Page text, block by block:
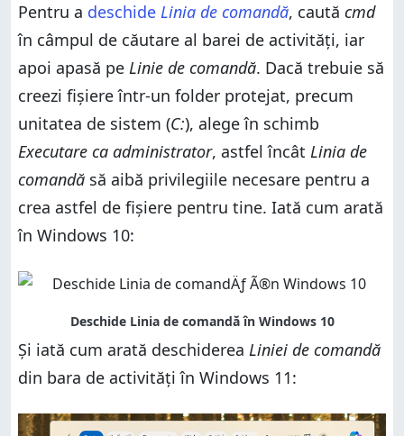
Pentru a deschide Linia de comandă, caută cmd
în câmpul de căutare al barei de activități, iar
apoi apasă pe Linie de comandă. Dacă trebuie să
creezi fișiere într-un folder protejat, precum
unitatea de sistem (C:), alege în schimb
Executare ca administrator, astfel încât Linia de
comandă să aibă privilegiile necesare pentru a
crea astfel de fișiere pentru tine. Iată cum arată
în Windows 10:
Și iată cum arată deschiderea Liniei de comandă
din bara de activități în Windows 11: